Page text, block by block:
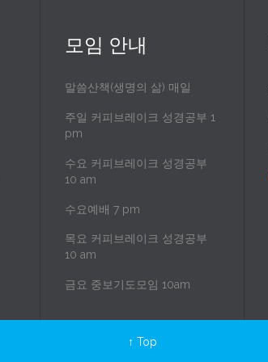
모임 안내
말씀산책(생명의 삶) 매일
주일 커피브레이크 성경공부 1
pm
수요 커피브레이크 성경공부
10 am
수요예배 7 pm
목요 커피브레이크 성경공부
10 am
금요 중보기도모임 10am
↑ Top